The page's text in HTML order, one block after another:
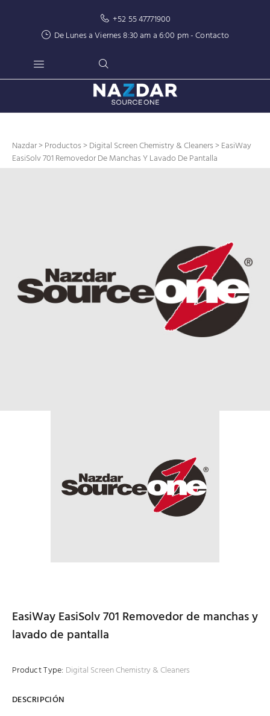
+52 55 47771900
De Lunes a Viernes 8:30 am a 6:00 pm -Contacto
Nazdar>Productos>Digital Screen Chemistry & Cleaners> EasiWay
EasiSolv 701 Removedor De Manchas Y Lavado De Pantalla
EasiWay EasiSolv 701 Removedor de manchas y
lavado de pantalla
Product Type: Digital Screen Chemistry & Cleaners
DESCRIPCIÓN